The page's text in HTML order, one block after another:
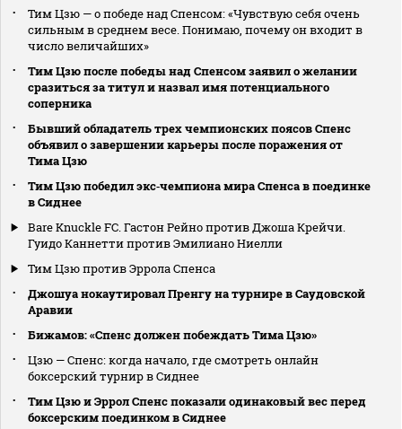
Тим Цзю — о победе над Спенсом: «Чувствую себя очень
сильным в среднем весе. Понимаю, почему он входит в
число величайших»
Тим Цзю после победы над Спенсом заявил о желании
сразиться за титул и назвал имя потенциального
соперника
Бывший обладатель трех чемпионских поясов Спенс
объявил о завершении карьеры после поражения от
Тима Цзю
Тим Цзю победил экс‑чемпиона мира Спенса в поединке
в Сиднее
Bare Knuckle FC. Гастон Рейно против Джоша Крейчи.
Гуидо Каннетти против Эмилиано Ниелли
Тим Цзю против Эррола Спенса
Джошуа нокаутировал Пренгу на турнире в Саудовской
Аравии
Бижамов: «Спенс должен побеждать Тима Цзю»
Цзю — Спенс: когда начало, где смотреть онлайн
боксерский турнир в Сиднее
Тим Цзю и Эррол Спенс показали одинаковый вес перед
боксерским поединком в Сиднее